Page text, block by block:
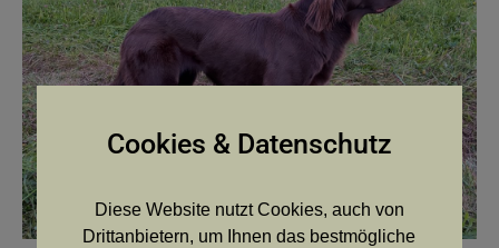
Cookies & Datenschutz
Diese Website nutzt Cookies, auch von
Drittanbietern, um Ihnen das bestmögliche